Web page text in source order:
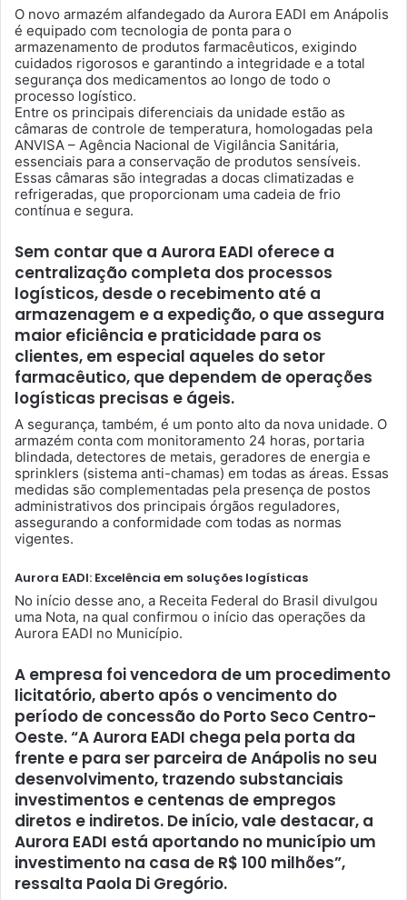
O novo armazém alfandegado da Aurora EADI em Anápolis
é equipado com tecnologia de ponta para o
armazenamento de produtos farmacêuticos, exigindo
cuidados rigorosos e garantindo a integridade e a total
segurança dos medicamentos ao longo de todo o
processo logístico.
Entre os principais diferenciais da unidade estão as
câmaras de controle de temperatura, homologadas pela
ANVISA – Agência Nacional de Vigilância Sanitária,
essenciais para a conservação de produtos sensíveis.
Essas câmaras são integradas a docas climatizadas e
refrigeradas, que proporcionam uma cadeia de frio
contínua e segura.
Sem contar que a Aurora EADI oferece a
centralização completa dos processos
logísticos, desde o recebimento até a
armazenagem e a expedição, o que assegura
maior eficiência e praticidade para os
clientes, em especial aqueles do setor
farmacêutico, que dependem de operações
logísticas precisas e ágeis.
A segurança, também, é um ponto alto da nova unidade. O
armazém conta com monitoramento 24 horas, portaria
blindada, detectores de metais, geradores de energia e
sprinklers (sistema anti-chamas) em todas as áreas. Essas
medidas são complementadas pela presença de postos
administrativos dos principais órgãos reguladores,
assegurando a conformidade com todas as normas
vigentes.
Aurora EADI: Excelência em soluções logísticas
No início desse ano, a Receita Federal do Brasil divulgou
uma Nota, na qual confirmou o início das operações da
Aurora EADI no Município.
A empresa foi vencedora de um procedimento
licitatório, aberto após o vencimento do
período de concessão do Porto Seco Centro-
Oeste. “A Aurora EADI chega pela porta da
frente e para ser parceira de Anápolis no seu
desenvolvimento, trazendo substanciais
investimentos e centenas de empregos
diretos e indiretos. De início, vale destacar, a
Aurora EADI está aportando no município um
investimento na casa de R$ 100 milhões”,
ressalta Paola Di Gregório.